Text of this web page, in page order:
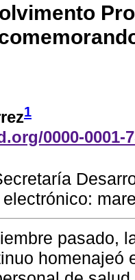
1
0000-0001-
electrónico:
pasado,
homenajeó